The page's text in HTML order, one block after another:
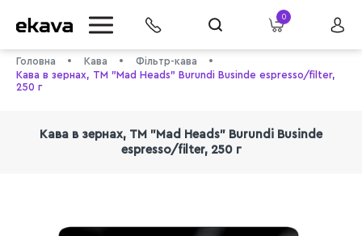
0
Головна Кава
Фільтр-кава
Кава в зернах, ТМ "Mad Heads" Burundi Businde espresso/filter,
250 г
Кава в зернах, ТМ "Mad Heads" Burundi Businde
espresso/filter, 250 г